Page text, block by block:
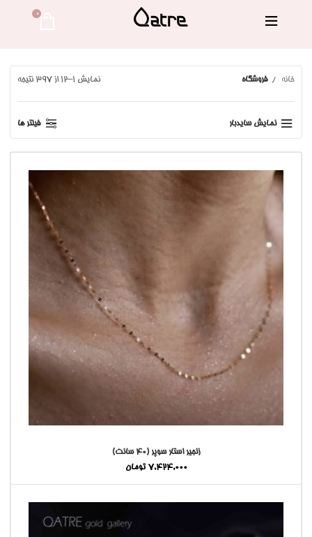
0
خانه فروشگاه نمایش 1–12 از 397 نتیجه
نمایش سایدبار فیلتر ها
زنجیر استار سوپر (4۰ سانت)
7,424,000 تومان